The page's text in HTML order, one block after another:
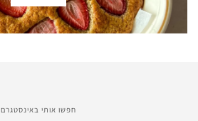
חפשו אותי באינסטגרם